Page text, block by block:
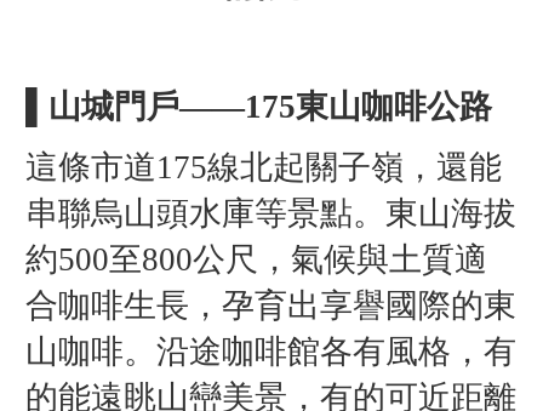
▌山城門戶——175東山咖啡公路
這條市道175線北起關子嶺，還能
串聯烏山頭水庫等景點。東山海拔
約500至800公尺，氣候與土質適
合咖啡生長，孕育出享譽國際的東
山咖啡。沿途咖啡館各有風格，有
的能遠眺山巒美景，有的可近距離